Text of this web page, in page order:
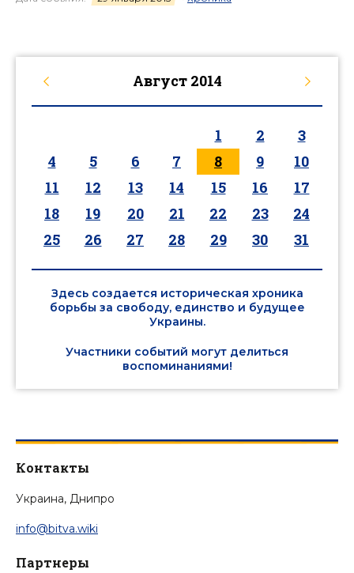
Август 2014
1 2
3
4
5 6 7 8 9
10
11
12 13 14 15 16
17
18
19 20 21 22 23
24
25
26 27 28 29 30 31
Здесь создается историческая хроника
борьбы за свободу, единство и будущее
Украины.
Участники событий могут делиться
воспоминаниями!
Контакты
Украина, Днипро
info@bitva.wiki
Партнеры